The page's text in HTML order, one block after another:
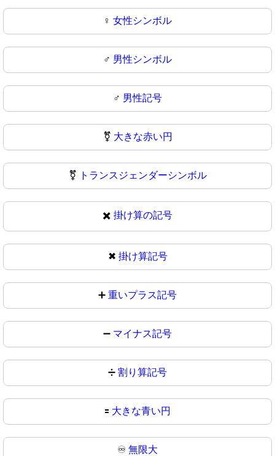
♀ 女性シンボル
♂️ 男性シンボル
♂ 男性記号
⚧️ 大きな赤い円
⚧ トランスジェンダーシンボル
✖️ 掛け算の記号
✖ 掛け算記号
➕ 重いプラス記号
➖ マイナス記号
➗ 割り算記号
🟰 大きな青い円
♾️ 無限大